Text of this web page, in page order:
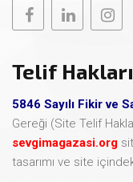
Telif Hakları
5846 Sayılı Fikir ve
Gereği (Site Telif
sevgimagazasi.org
tasarımı ve site